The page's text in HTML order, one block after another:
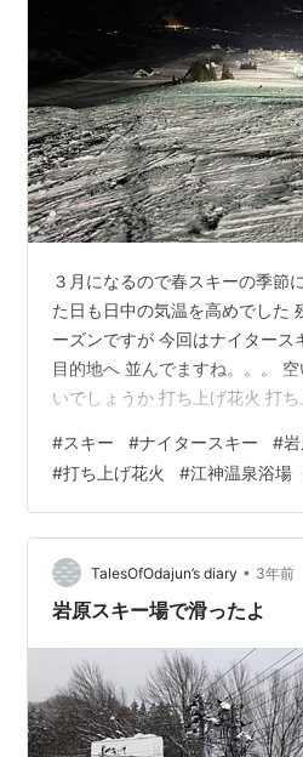
３月になるので春スキーの季節
た日も日中の気温を高めでした
ーズンですが 今回はナイタース
目的地へ 並んでますね。。。
いでしょうか 打ち上げ花火 打
流して 帰りましょう 電子化が進
越道を走り目的地に向かいます
潟県に入りました 湯沢インター
に目的地の岩原スキー場が見え
て一般道を走ります 訪れる数日
たようなので …
#スキー #ナイタースキー #
#打ち上げ花火 #江神温泉浴場
TalesOfOdajun’s diary • 3年前
岩原スキー場で滑ったよ